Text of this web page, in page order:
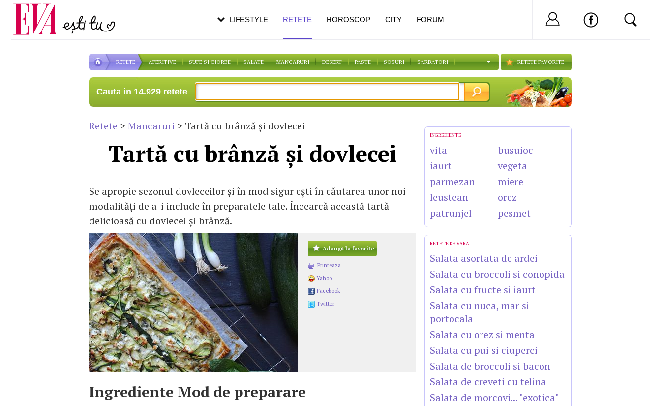
RETETE APERITIVE SUPE SI CIORBE SALATE MANCARURI DESERT PASTE SOSURI SARBATORI RETETE FAVORITE
Cauta in 14.929 retete
Retete > Mancaruri > Tartă cu brânză și dovlecei
Tartă cu brânză și dovlecei
Se apropie sezonul dovleceilor și în mod sigur ești în căutarea unor noi
modalități de a-i include în preparatele tale. Încearcă această tartă
delicioasă cu dovlecei și brânză.
Adaugă la favorite
Printeaza
Yahoo
Facebook
Twitter
Ingrediente Mod de preparare
INGREDIENTE
vita
iaurt
parmezan
leustean
patrunjel
busuioc
vegeta
miere
orez
pesmet
RETETE DE VARA
Salata asortata de ardei
Salata cu broccoli si conopida
Salata cu fructe si iaurt
Salata cu nuca, mar si
portocala
Salata cu orez si menta
Salata cu pui si ciuperci
Salata de broccoli si bacon
Salata de creveti cu telina
Salata de morcovi... "exotica"
LIFESTYLE RETETE HOROSCOP CITY FORUM Nu ai cont?
Carieră
Actualitate